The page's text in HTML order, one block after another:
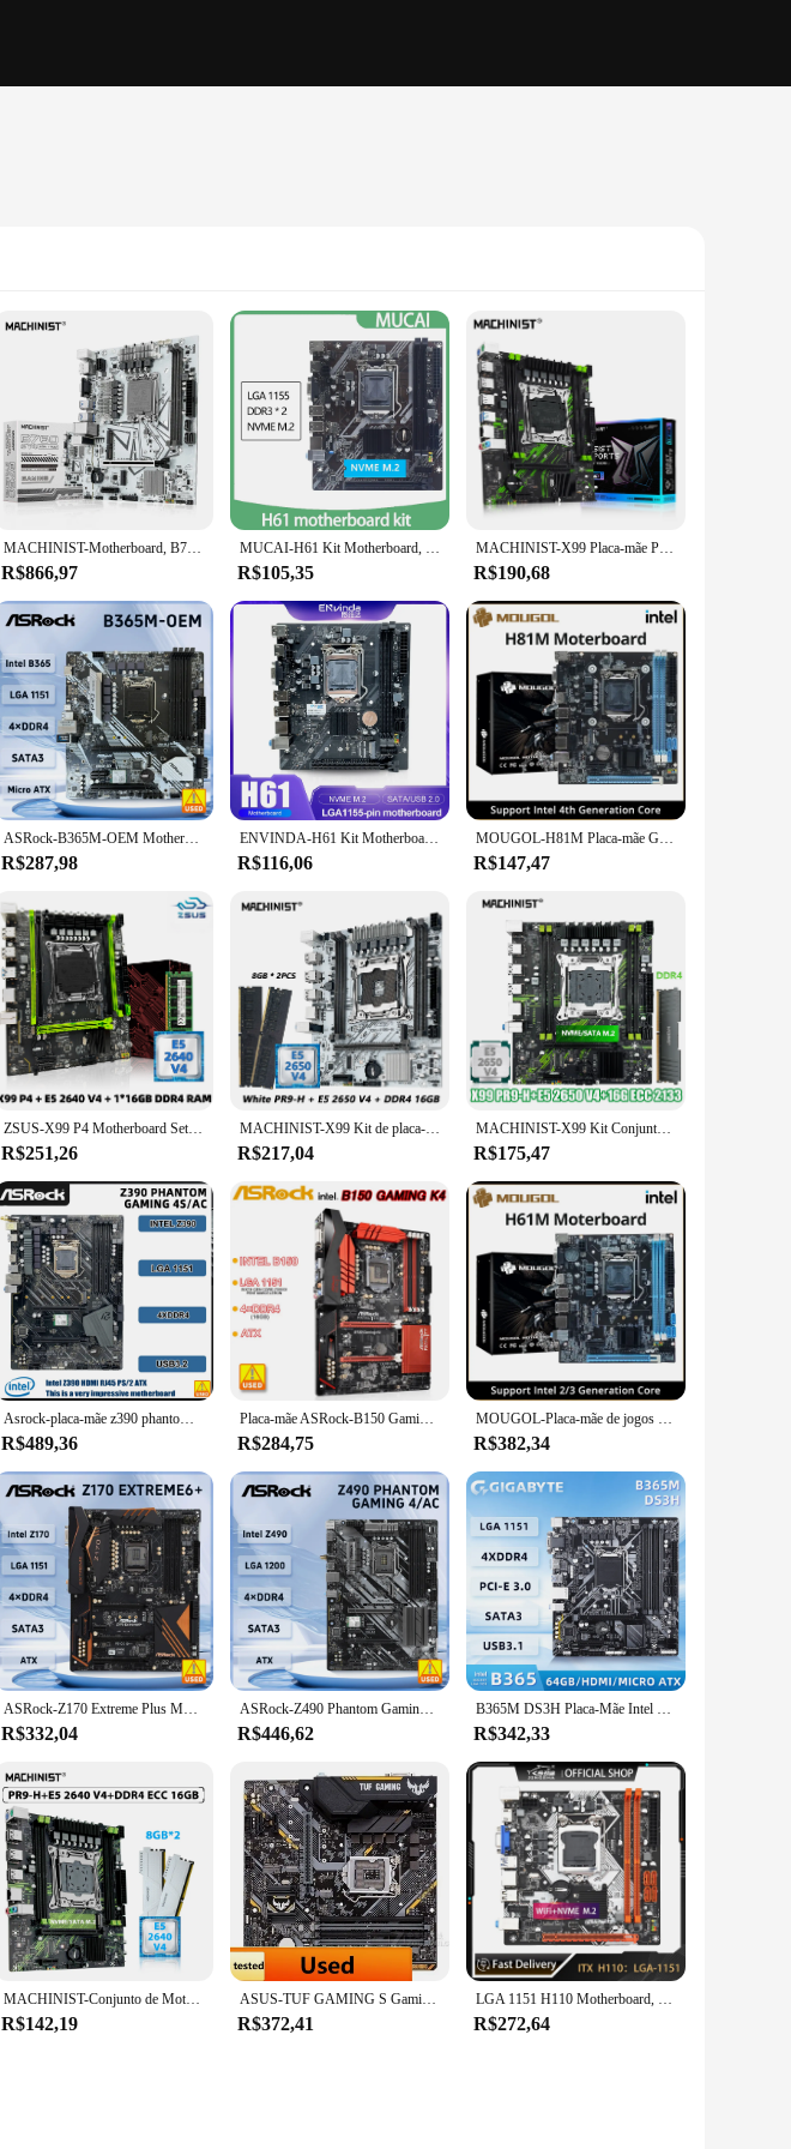
MACHINIST-Motherboard, B760, GT4, DDR4, LGA 1700, apoio Intel Core i3, i5, i7, i9, 12o, 13o, processador central, memória do canal duplo
R$866,97
MUCAI-H61 Kit Motherboard, LGA 1155, Compatível com CPU Intel Core, 2ª e 3ª Gerações, Suporta M.2 NVME SDD
R$105,35
MACHINIST-X99 Placa-mãe PR9, suporte LGA 2011-3, CPU Intel Xeon E5, V3 e V4, RAM DDR4, SATA, NVME, Slot M.2
R$190,68
ASRock-B365M-OEM Motherboard, LGA 1151, Intel B365, DDR4, PCIe 3.0, USB 3.1, Micro ATX, suporta Core i5-8600 Core i7-9700F Cpu
R$287,98
ENVINDA-H61 Kit Motherboard, Compatível com CPU Intel Core, 2ª e 3ª Gerações, Suporta M.2 NVME SDD, LGA 1155
R$116,06
MOUGOL-H81M Placa-mãe Gaming, Dual Channel, DDR3, M.2, NVME, PCIEx16, HDMI, Interface VGA, LGA 1150, Suporta CPU Intel Core 4ª Geração
R$147,47
ZSUS-X99 P4 Motherboard Set Kit, Intel LGA2011-3, Xeon E5 2640 V4 CPU, DDR4, 16GB, 1x16GB, Memória RAM 2133MHz, NVME M.2 SATA
R$251,26
MACHINIST-X99 Kit de placa-mãe, Intel Xeon E5 2650 V4 LGA 2011-3 conjunto de processadores, DDR4, 8GB x 2pcs, NVME M2, branco X99 PR9-H
R$217,04
MACHINIST-X99 Kit Conjunto de Placa Mãe, Intel PR9-H, Xeon E5, 2650, CPU V4, DDR4, 1x16GB, Memória RAM 2133MHz, NVME, M.2 SATA
R$175,47
Asrock-placa-mãe z390 phantom gaming 4S/ac intel z390, 4x ddr4, 128gb, usb 3.2 m. 2 para 9 ° e 8 ° gen, intel core cpu, 1151
R$489,36
Placa-mãe ASRock-B150 Gaming K4, LGA 1151, DDR4, USB 3.1, ATX para Core i5-7400 Cpu
R$284,75
MOUGOL-Placa-mãe de jogos para PC Desktop, H61M, M.2 NVME, PCIEx16, DVI, suporta RAM DDR3 de dois canais, Intel Core 2, CPU Gen, LGA1155
R$382,34
ASRock-Z170 Extreme Plus Motherboard, Intel Z170, LGA 1151, DDR4, 64GB, ATX, suporta 7ª e 6ª geração, Intel Core i5-6500, i3-7100, G4400 Cpu
R$332,04
ASRock-Z490 Phantom Gaming Motherboard, LGA 1200, DDR4, 128GB, PCI-E 3.0, USB 3.2, Suporte ATX i9-10900F CPU
R$446,62
B365M DS3H Placa-Mãe Intel B365 Ultra Durável com GIGABYTE 8118, Gaming LAN, PCIe Gen3 x4 M.2, Suporte a Tiras LED RGB de 7 Cores
R$342,33
MACHINIST-Conjunto de Motherboard, X99, PR9-H, LGA 2011-3 Kit, Xeon E5, 2640, Processador V4, CPU, 16GB = 2x8GB, Memória DDR4 ECC, RAM, NVME, M.2 SATA
R$142,19
ASUS-TUF GAMING S Gaming Motherboard, Intel LGA1151, DDR4 Max, 64GB, Chipset B360, Micro ATX Usado
R$372,41
LGA 1151 H110 Motherboard, Brother 1151, DDR4, 32GB VGA, USB 3.0, Suporta 6, 7, 8, 9ª CPU, Ventilador de 4 pinos, H311 1151
R$272,64